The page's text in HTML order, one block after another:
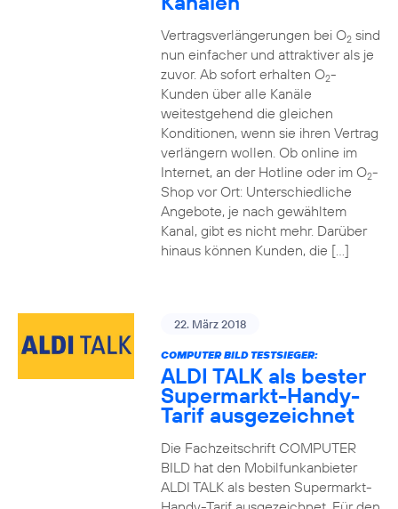
Vertragsverlängerungen bei O2sind
nun einfacher und attraktiver als je
zuvor. Ab sofort erhalten O2-
Kunden über alle Kanäle
weitestgehend die gleichen
Konditionen, wenn sie ihren Vertrag
verlängern wollen. Ob online im
Internet, an der Hotline oder im O2-
Shop vor Ort: Unterschiedliche
Angebote, je nach gewähltem
Kanal, gibt es nicht mehr. Darüber
hinaus können Kunden, die […]
22. März 2018
COMPUTER BILD TESTSIEGER:
ALDI TALK als bester
Supermarkt-Handy-
Tarif ausgezeichnet
Die Fachzeitschrift COMPUTER
BILD hat den Mobilfunkanbieter
ALDI TALK als besten Supermarkt-